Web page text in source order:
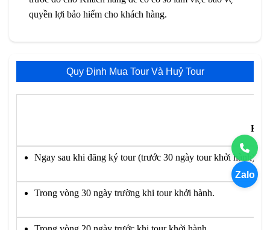
Zalo
quyền lợi bảo hiểm cho khách hàng.
Quy Định Mua Tour Và Huỷ Tour
Ngay sau khi đăng ký tour (trước 30 ngày tour khởi hành)
Trong vòng 30 ngày trường khi tour khởi hành.